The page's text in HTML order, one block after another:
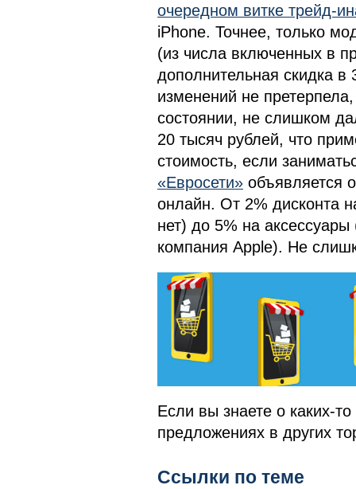
очередном витке трейд-
iPhone. Точнее, только
(из числа включенных в
дополнительная скидка
изменений не
состоянии, не слишком
20 тысяч рублей, что
стоимость, если
«Евросети» объявляется
онлайн. От 2% дисконта
нет) до 5% на
компания Apple). Не
Если вы знаете о каких-
предложениях в других
Ссылки по теме